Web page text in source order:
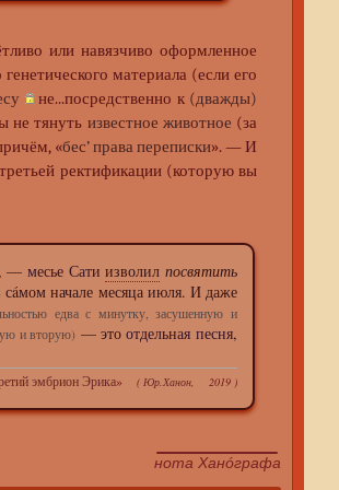
или навязчиво оформленное
материала (если его
не...посредственно к (дважды)
не тянуть известное животное (за
«бес’ права переписки». — И
ректификации (которую вы
— месье Сати изволил посвятить
начале месяца июля. И даже
едва с минутку, засушенную и
и вторую) — этоотдельная песня,
эмбрион Эрика» ( Юр.Ханон, 2019 )
нота Ханóграфа